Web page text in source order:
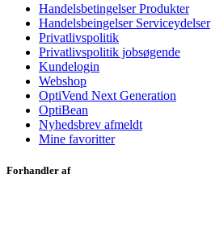
Handelsbetingelser Produkter
Handelsbeingelser Serviceydelser
Privatlivspolitik
Privatlivspolitik jobsøgende
Kundelogin
Webshop
OptiVend Next Generation
OptiBean
Nyhedsbrev afmeldt
Mine favoritter
Forhandler af